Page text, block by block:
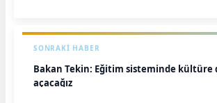
SONRAKI HABER
Bakan Tekin: Eğitim sisteminde kültüre
açacağız